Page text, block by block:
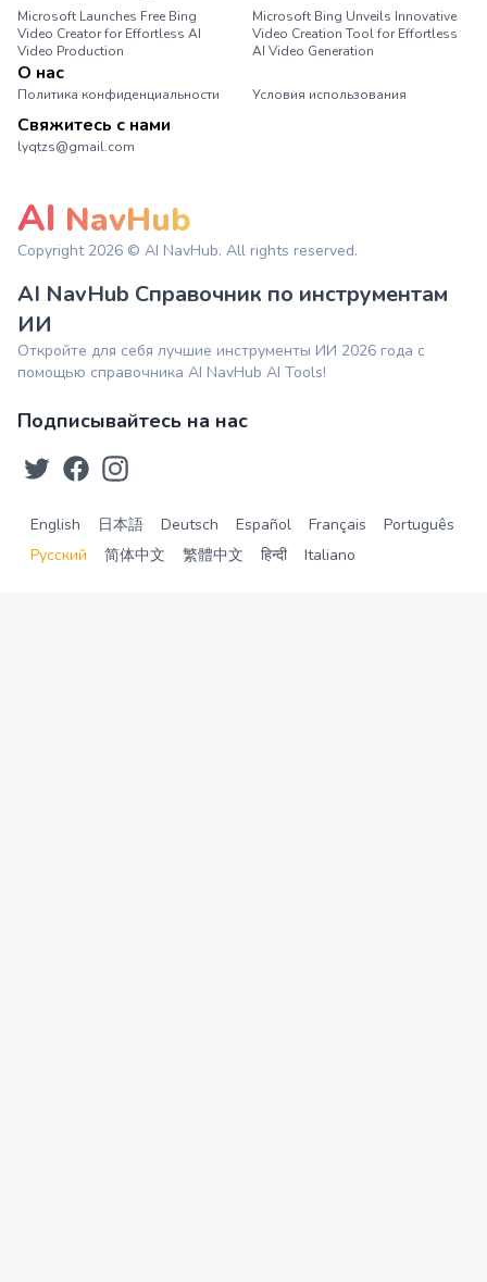
Microsoft Launches Free Bing
Video Creator for Effortless AI
Video Production
Microsoft Bing Unveils Innovative
Video Creation Tool for Effortless
AI Video Generation
О нас
Политика конфиденциальности Условия использования
Свяжитесь с нами
lyqtzs@gmail.com
AI NavHub
Copyright 2026 © AI NavHub. All rights reserved.
AI NavHub Справочник по инструментам
ИИ
Откройте для себя лучшие инструменты ИИ 2026 года с
помощью справочника AI NavHub AI Tools!
Подписывайтесь на нас
English 日本語 Deutsch Español Français
Português
Русский
简体中文 繁體中文 हिन्दी Italiano